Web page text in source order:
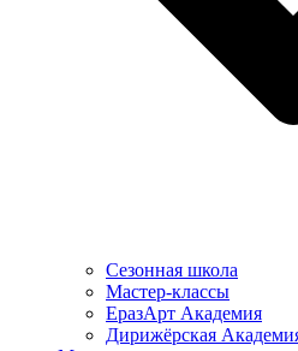
Сезонная школа
Мастер-классы
ЕразАрт Академия
Дирижёрская